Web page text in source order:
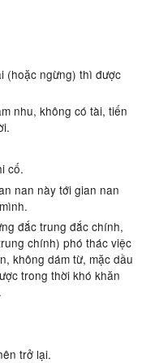
(hoặc ngừng) thì được
nhu, không có tài, tiến
cố.
nan này tới gian nan
đắc trung đắc chính,
chính) phó thác việc
không dám từ, mặc dầu
trong thời khó khăn
trở lại.